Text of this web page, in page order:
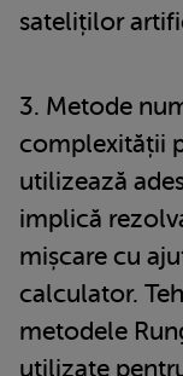
sateliților
3. Metode
complexității
utilizează
implică
mișcare cu
calculator.
metodele
utilizate